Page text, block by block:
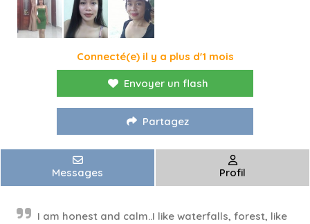
Connecté(e) il y a plus d'1 mois
Envoyer un flash
Partagez
Messages Profil
I am honest and calm..I like waterfalls, forest, like